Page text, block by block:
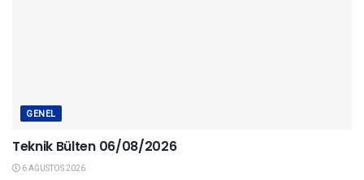
GENEL
Teknik Bülten 06/08/2026
6 AĞUSTOS 2026